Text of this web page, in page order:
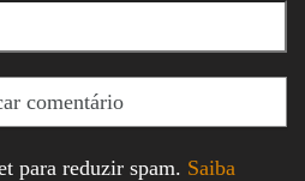
para reduzir spam. Saiba